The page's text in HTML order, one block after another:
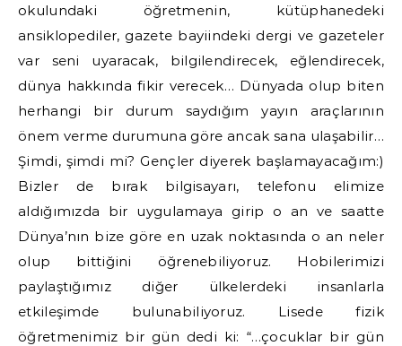
okulundaki öğretmenin, kütüphanedeki
ansiklopediler, gazete bayiindeki dergi ve gazeteler
var seni uyaracak, bilgilendirecek, eğlendirecek,
dünya hakkında fikir verecek… Dünyada olup biten
herhangi bir durum saydığım yayın araçlarının
önem verme durumuna göre ancak sana ulaşabilir…
Şimdi, şimdi mi? Gençler diyerek başlamayacağım:)
Bizler de bırak bilgisayarı, telefonu elimize
aldığımızda bir uygulamaya girip o an ve saatte
Dünya’nın bize göre en uzak noktasında o an neler
olup bittiğini öğrenebiliyoruz. Hobilerimizi
paylaştığımız diğer ülkelerdeki insanlarla
etkileşimde bulunabiliyoruz. Lisede fizik
öğretmenimiz bir gün dedi ki: “…çocuklar bir gün